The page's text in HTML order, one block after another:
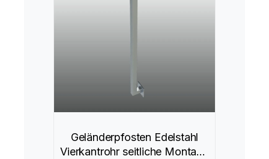
Geländerpfosten Edelstahl
Vierkantrohr seitliche Montage